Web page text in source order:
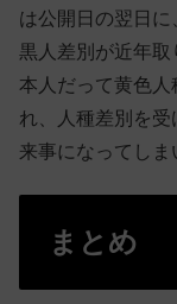
は公開日の翌日に
黒人差別が近年取
本人だって黄色
れ、人種差別を
来事になってしま
まとめ